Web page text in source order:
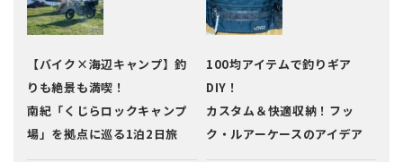
【バイク×海辺キャンプ】釣
りも絶景も満喫！
南紀「くじらロックキャンプ
場」を拠点に巡る1泊2日旅
100均アイテムで釣りギア
DIY！
カスタム＆快適収納！フッ
ク・ルアーケースのアイデア